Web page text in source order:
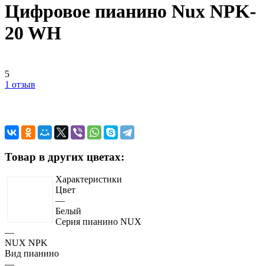
Цифровое пианино Nux NPK-
20 WH
5
1 отзыв
Товар в других цветах:
Характеристики
Цвет
—
Белый
Серия пианино NUX
—
NUX NPK
Вид пианино